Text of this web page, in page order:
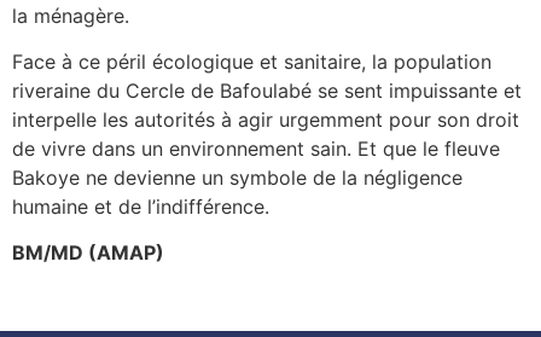
la ménagère.
Face à ce péril écologique et sanitaire, la population
riveraine du Cercle de Bafoulabé se sent impuissante et
interpelle les autorités à agir urgemment pour son droit
de vivre dans un environnement sain. Et que le fleuve
Bakoye ne devienne un symbole de la négligence
humaine et de l’indifférence.
BM/MD (AMAP)